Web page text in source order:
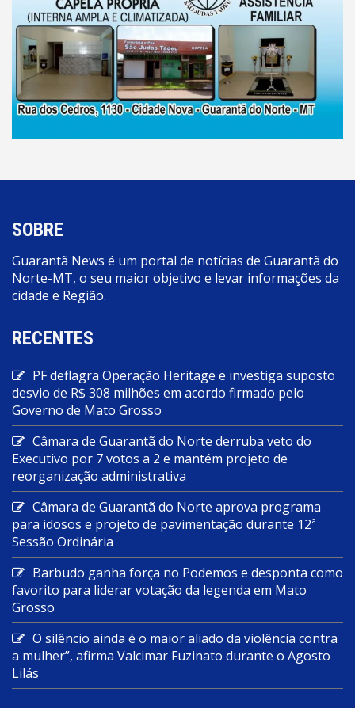
SOBRE
Guarantã News é um portal de notícias de Guarantã do
Norte-MT, o seu maior objetivo e levar informações da
cidade e Região.
RECENTES
PF deflagra Operação Heritage e investiga suposto
desvio de R$ 308 milhões em acordo firmado pelo
Governo de Mato Grosso
Câmara de Guarantã do Norte derruba veto do
Executivo por 7 votos a 2 e mantém projeto de
reorganização administrativa
Câmara de Guarantã do Norte aprova programa
para idosos e projeto de pavimentação durante 12ª
Sessão Ordinária
Barbudo ganha força no Podemos e desponta como
favorito para liderar votação da legenda em Mato
Grosso
O silêncio ainda é o maior aliado da violência contra
a mulher”, afirma Valcimar Fuzinato durante o Agosto
Lilás